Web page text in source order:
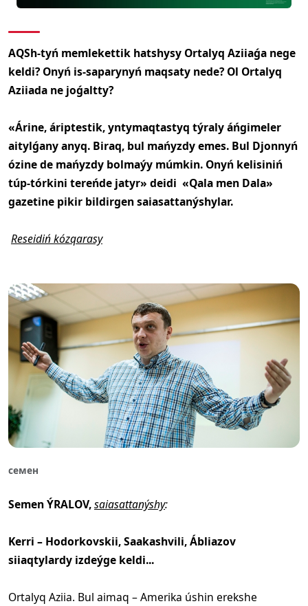
AQSh-tyń memlekettik hatshysy Ortalyq Aziiaǵa nege
keldi? Onyń is-saparynyń maqsaty nede? Ol Ortalyq
Aziiada ne joǵaltty?
«Árine, áriptestik, yntymaqtastyq týraly áńgimeler
aitylǵany anyq. Biraq, bul mańyzdy emes. Bul Djonnyń
ózine de mańyzdy bolmaýy múmkin. Onyń kelisiniń
túp-tórkini tereńde jatyr» deidi «Qala men Dala»
gazetine pikir bildirgen saiasattanýshylar.
Reseidiń kózqarasy
семен
Semen ÝRALOV,saiasattanýshy:
Kerri – Hodorkovskii, Saakashvili, Ábliazov
siiaqtylardy izdeýge keldi...
Ortalyq Aziia. Bul aimaq – Amerika úshin erekshe